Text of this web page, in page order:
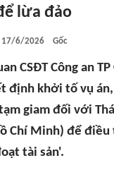
lừa đảo
17/6/2026 Gốc
CSĐT Công an
định khởi tố vụ
giam đối với
Chí Minh) để
tài sản'.